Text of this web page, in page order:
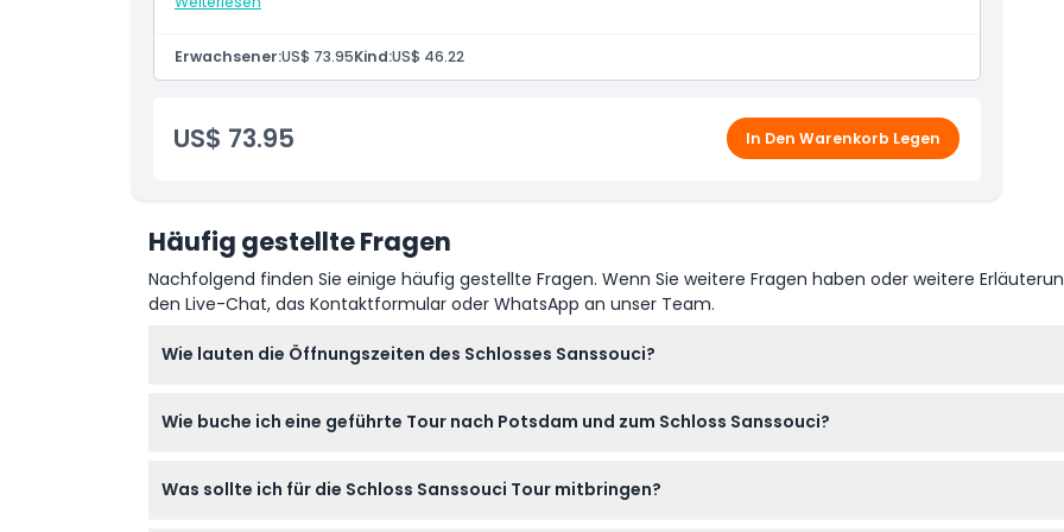
Stornierungsbedingungen
Eintritt
Reiseführer
Erwachsener:US$ 73.95Kind:US$ 46.22
US$ 73.95 In Den Warenkorb Legen
Häufig gestellte Fragen
Nachfolgend finden Sie einige häufig gestellte Fragen. Wenn Sie weitere Fragen haben oder weitere
den Live-Chat, das Kontaktformular oder WhatsApp an unser Team.
Wie lauten die Öffnungszeiten des Schlosses Sanssouci?
November und März. Es ist montags sowie an bestimmten Feiertagen wie Heiligabend und Weihnachten
Wie buche ich eine geführte Tour nach Potsdam und zum Schloss Sanssouci?
Schloss. Wählen Sie einfach Ihr gewünschtes Datum und schließen Sie die Buchung hier ab.
Was sollte ich für die Schloss Sanssouci Tour mitbringen?